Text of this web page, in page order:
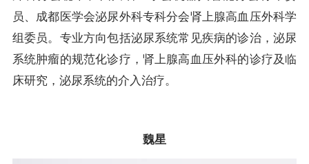
员、成都医学会泌尿外科专科分会肾上腺高血压外科学
组委员。专业方向包括泌尿系统常见疾病的诊治，泌尿
系统肿瘤的规范化诊疗，肾上腺高血压外科的诊疗及临
床研究，泌尿系统的介入治疗。
魏星